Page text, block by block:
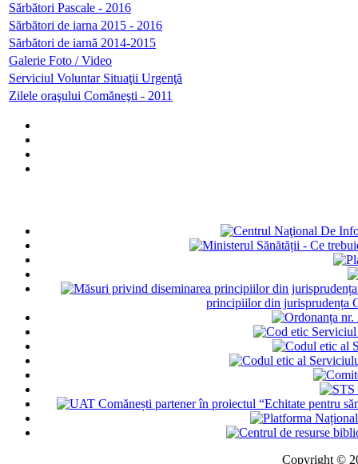
Sărbători Pascale - 2016
Sărbători de iarna 2015 - 2016
Sărbători de iarnă 2014-2015
Galerie Foto / Video
Serviciul Voluntar Situaţii Urgenţă
Zilele oraşului Comăneşti - 2011
principiilor din jurisprudența
Copyright ©